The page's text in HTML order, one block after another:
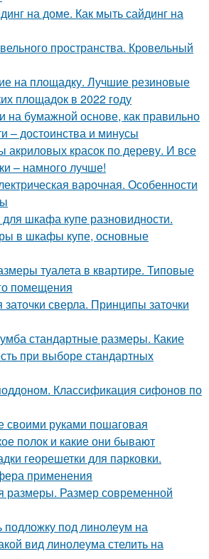
на доме. Как мыть сайдинг на
пространства. Кровельный
на площадку. Лучшие резиновые
площадок в 2022 году
на бумажной основе, как правильно
– достоинства и минусы
красок по дереву. И все
– намного лучше!
варочная. Особенности
шкафа купе разновидности.
в шкафы купе, основные
туалета в квартире. Типовые
помещения
сверла. Принципы заточки
стандартные размеры. Какие
при выборе стандартных
Классификация сифонов по
своими руками пошаговая
полок и какие они бывают
георешетки для парковки.
применения
размеры. Размер современной
подложку под линолеум на
вид линолеума стелить на